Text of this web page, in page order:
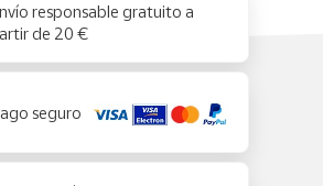
responsable gratuito a
de 20 €
seguro